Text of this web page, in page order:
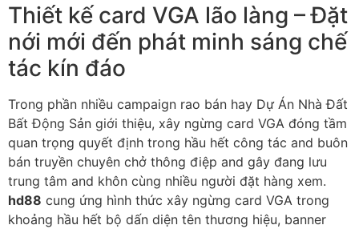
Thiết kế card VGA lão làng – Đặt
nới mới đến phát minh sáng chế
tác kín đáo
Trong phần nhiều campaign rao bán hay Dự Án Nhà Đất
Bất Động Sản giới thiệu, xây ngừng card VGA đóng tầm
quan trọng quyết định trong hầu hết công tác and buôn
bán truyền chuyên chở thông điệp and gây đang lưu
trung tâm and khôn cùng nhiều người đặt hàng xem.
hd88 cung ứng hình thức xây ngừng card VGA trong
khoảng hầu hết bộ dấn diện tên thương hiệu, banner